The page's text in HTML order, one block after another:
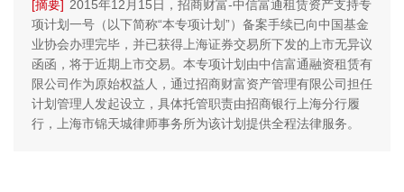
[摘要] 2015年12月15日，招商财富-中信富通租赁资产支持专
项计划一号（以下简称“本专项计划”）备案手续已向中国基金
业协会办理完毕，并已获得上海证券交易所下发的上市无异议
函函，将于近期上市交易。本专项计划由中信富通融资租赁有
限公司作为原始权益人，通过招商财富资产管理有限公司担任
计划管理人发起设立，具体托管职责由招商银行上海分行履
行，上海市锦天城律师事务所为该计划提供全程法律服务。